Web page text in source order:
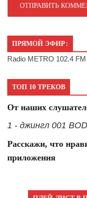
ПРЯМОЙ ЭФИР:
Radio METRO 102.4 FM
ТОП 10 ТРЕКОВ
От наших
1 - джингл 001
Расскажи, что
приложения